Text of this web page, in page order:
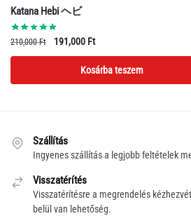
Katana Hebi ヘビ
210,000Ft
Original
price
210,000 Ft.
191,000 FtCurrent
price
is:
191,000 Ft.
Kosárba teszem
Szállítás
Ingyenes szállítás a legjobb feltételek
Visszatérítés
Visszatérítésre a megrendelés
belül van lehetőség.